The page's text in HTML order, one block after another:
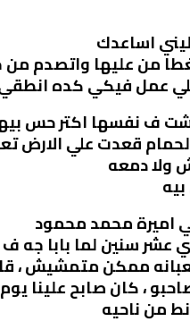
اساعدك
من عليها واتصدم من
عمل فيكي كده
ف نفسها اكتر حس
قعدت علي الارض
ولا دمعه
اميرة محمد محمود
سنين لما بابا جه ف
ممكن متمشيش ،
، كان صابح
من ناحيه